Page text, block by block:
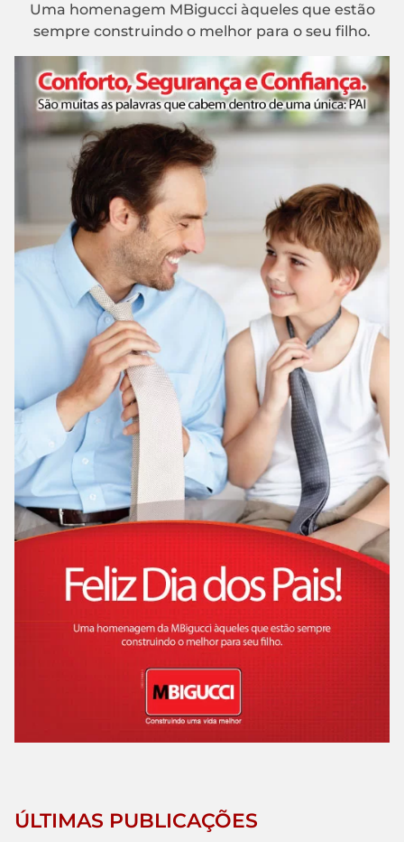
Uma homenagem MBigucci àqueles que estão
sempre construindo o melhor para o seu filho.
ÚLTIMAS PUBLICAÇÕES